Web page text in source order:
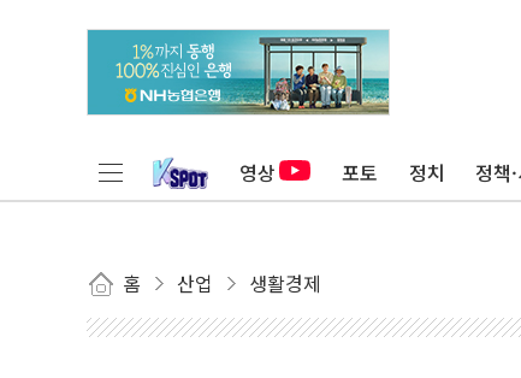
영상 포토 정치 정책
홈 산업 생활경제